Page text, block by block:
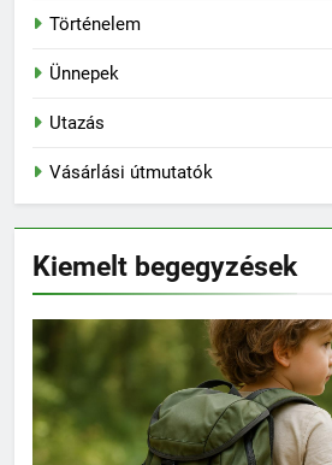
Történelem
Ünnepek
Utazás
Vásárlási útmutatók
Kiemelt begegyzések